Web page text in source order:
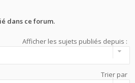
dans ce forum.
Afficher les sujets publiés depuis :
Trier par